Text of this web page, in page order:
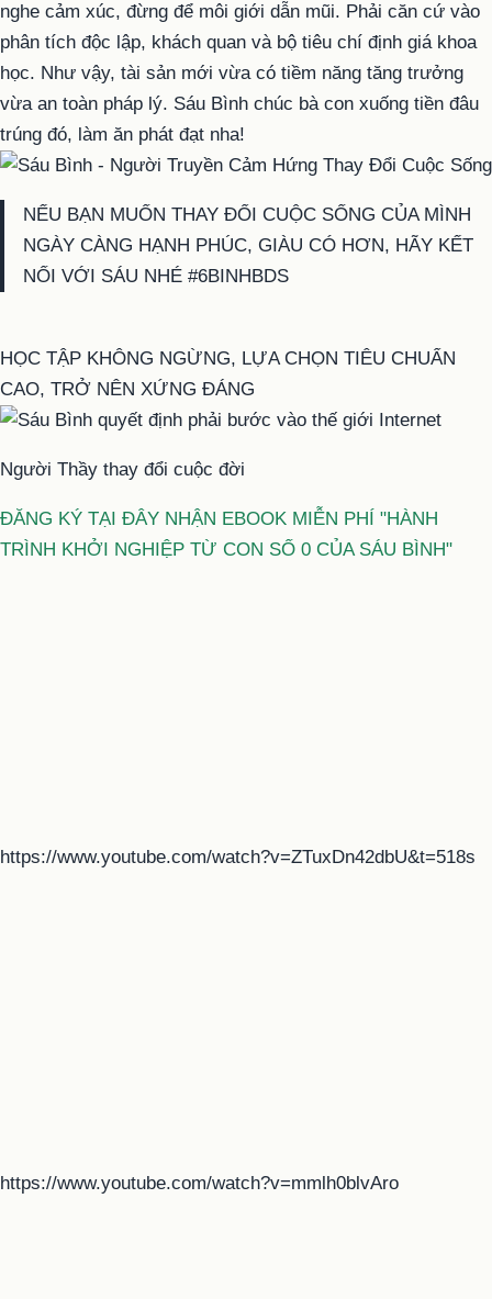
nghe cảm xúc, đừng để môi giới dẫn mũi. Phải căn cứ vào
phân tích độc lập, khách quan và bộ tiêu chí định giá khoa
học. Như vậy, tài sản mới vừa có tiềm năng tăng trưởng
vừa an toàn pháp lý. Sáu Bình chúc bà con xuống tiền đâu
trúng đó, làm ăn phát đạt nha!
NẾU BẠN MUỐN THAY ĐỔI CUỘC SỐNG CỦA MÌNH
NGÀY CÀNG HẠNH PHÚC, GIÀU CÓ HƠN, HÃY KẾT
NỐI VỚI SÁU NHÉ #6BINHBDS
HỌC TẬP KHÔNG NGỪNG, LỰA CHỌN TIÊU CHUẨN
CAO, TRỞ NÊN XỨNG ĐÁNG
Người Thầy thay đổi cuộc đời
ĐĂNG KÝ TẠI ĐÂY NHẬN EBOOK MIỄN PHÍ "HÀNH
TRÌNH KHỞI NGHIỆP TỪ CON SỐ 0 CỦA SÁU BÌNH"
https://www.youtube.com/watch?v=ZTuxDn42dbU&t=518s
https://www.youtube.com/watch?v=mmlh0blvAro